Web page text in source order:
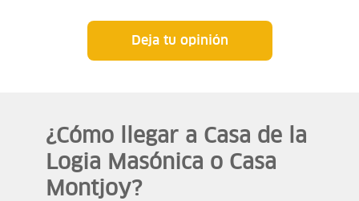
Deja tu opinión
¿Cómo llegar a Casa de la
Logia Masónica o Casa
Montjoy?